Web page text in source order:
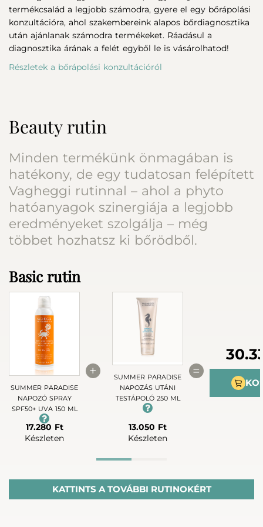
Beauty rutin
Minden termékünk önmagában is
hatékony, de egy tudatosan felépített
Vagheggi rutinnal – ahol a phyto
hatóanyagok szinergiája a legjobb
eredményeket szolgálja – még
többet hozhatsz ki bőrödből.
Basic rutin
SUMMER PARADISE
NAPOZÓ SPRAY
SPF50+ UVA 150 ML
17.280 Ft
Készleten
+
SUMMER PARADISE
NAPOZÁS UTÁNI
TESTÁPOLÓ 250 ML
13.050 Ft
Készleten
=
Advanced rutin
KATTINTS A TOVÁBBI RUTINOKÉRT
termékcsalád a legjobb számodra, gyere el egy bőrápolási
konzultációra, ahol szakembereink alapos bőrdiagnosztika
után ajánlanak számodra termékeket. Ráadásul a
diagnosztika árának a felét egyből le is vásárolhatod!
Részletek a bőrápolási konzultációról